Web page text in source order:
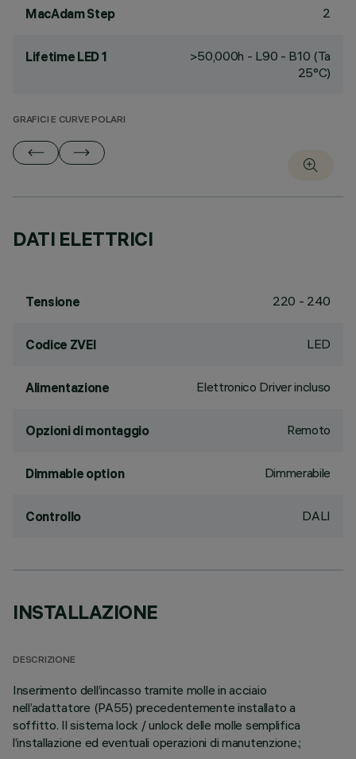
MacAdam Step 2
Lifetime LED 1
>50,000h - L90 - B10 (Ta
25°C)
GRAFICI E CURVE POLARI
DATI ELETTRICI
Tensione 220 - 240
Codice ZVEI LED
Alimentazione Elettronico Driver incluso
Opzioni di montaggio Remoto
Dimmable option Dimmerabile
Controllo DALI
INSTALLAZIONE
DESCRIZIONE
Inserimento dell’incasso tramite molle in acciaio
nell’adattatore (PA55) precedentemente installato a
soffitto. Il sistema lock / unlock delle molle semplifica
l’installazione ed eventuali operazioni di manutenzione.;